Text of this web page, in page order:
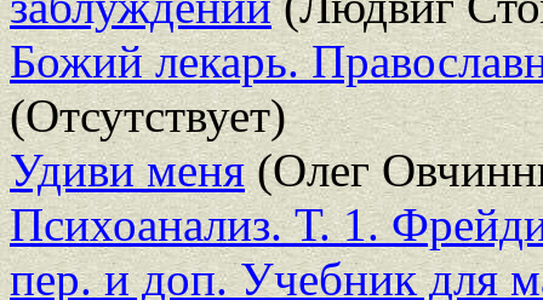
Божий лекарь.
(Отсутствует)
Удиви меня(Олег
Психоанализ. Т. 1.
пер. и доп. Учебник для